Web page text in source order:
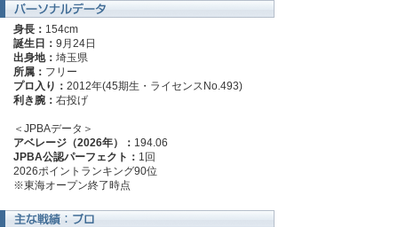
身長： 154cm
誕生日： 9月24日
出身地： 埼玉県
所属： フリー
プロ入り： 2012年(45期生・ライセンスNo.493)
利き腕： 右投げ
＜JPBAデータ＞
アベレージ（2026年）： 194.06
JPBA公認パーフェクト： 1回
2026ポイントランキング90位
※東海オープン終了時点